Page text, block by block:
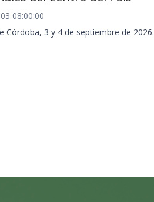
08:00:00
Córdoba, 3 y 4 de septiembre de 2026.